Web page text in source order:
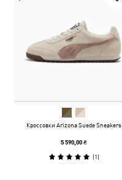
Кроссовки Arizona Suede Sneakers
5 590,00 ₴
(1)